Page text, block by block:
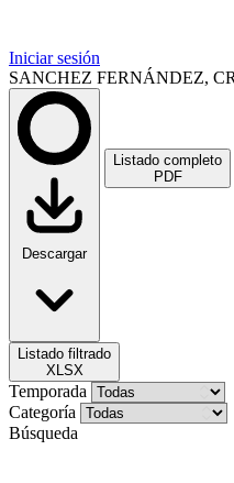
Iniciar sesión
SANCHEZ FERNÁNDEZ,
Descargar
Listado completo
PDF
Listado filtrado
XLSX
Temporada
Categoría
Búsqueda